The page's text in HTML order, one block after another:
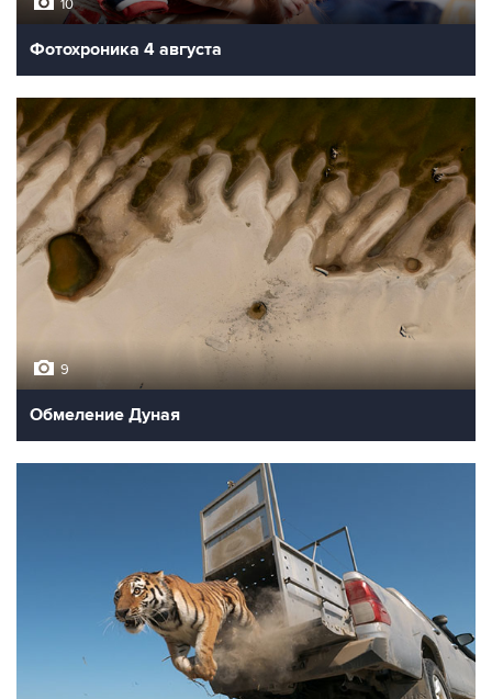
10
Фотохроника 4 августа
9
Обмеление Дуная